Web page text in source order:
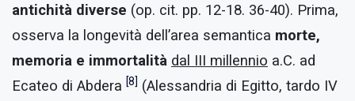
antichità diverse (op. cit. pp. 12-18. 36-40). Prima,
osserva la longevità dell’area semantica morte,
memoria e immortalità dal III millennio a.C. ad
Ecateo di Abdera [8] (Alessandria di Egitto, tardo IV